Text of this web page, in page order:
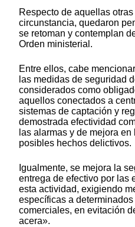
Respecto de aquellas
circunstancia, quedaron
se retoman y contemplan
Orden ministerial.
Entre ellos, cabe
las medidas de seguridad
considerados como
aquellos conectados a
sistemas de captación y
demostrada efectividad
las alarmas y de mejora
posibles hechos delictivos.
Igualmente, se mejora la
entrega de efectivo por las
esta actividad, exigiendo
específicas a
comerciales, en evitación
acera».